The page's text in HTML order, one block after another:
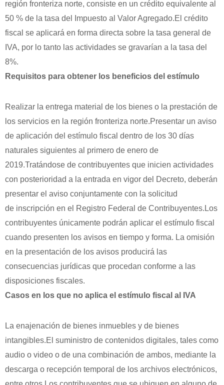
región fronteriza norte, consiste en un crédito equivalente al
50 % de la tasa del Impuesto al Valor Agregado.El crédito
fiscal se aplicará en forma directa sobre la tasa general de
IVA, por lo tanto las actividades se gravarían a la tasa del
8%.
Requisitos para obtener los beneficios del estímulo
Realizar la entrega material de los bienes o la prestación de
los servicios en la región fronteriza norte.Presentar un aviso
de aplicación del estímulo fiscal dentro de los 30 días
naturales siguientes al primero de enero de
2019.Tratándose de contribuyentes que inicien actividades
con posterioridad a la entrada en vigor del Decreto, deberán
presentar el aviso conjuntamente con la solicitud
de inscripción en el Registro Federal de Contribuyentes.Los
contribuyentes únicamente podrán aplicar el estímulo fiscal
cuando presenten los avisos en tiempo y forma. La omisión
en la presentación de los avisos producirá las
consecuencias jurídicas que procedan conforme a las
disposiciones fiscales.
Casos en los que no aplica el estímulo fiscal al IVA
La enajenación de bienes inmuebles y de bienes
intangibles.El suministro de contenidos digitales, tales como
audio o video o de una combinación de ambos, mediante la
descarga o recepción temporal de los archivos electrónicos,